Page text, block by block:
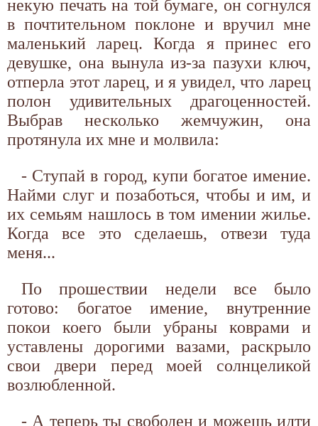
некую печать на той бумаге, он согнулся
в почтительном поклоне и вручил мне
маленький ларец. Когда я принес его
девушке, она вынула из-за пазухи ключ,
отперла этот ларец, и я увидел, что ларец
полон удивительных драгоценностей.
Выбрав несколько жемчужин, она
протянула их мне и молвила:
- Ступай в город, купи богатое имение.
Найми слуг и позаботься, чтобы и им, и
их семьям нашлось в том имении жилье.
Когда все это сделаешь, отвези туда
меня...
По прошествии недели все было
готово: богатое имение, внутренние
покои коего были убраны коврами и
уставлены дорогими вазами, раскрыло
свои двери перед моей солнцеликой
возлюбленной.
- А теперь ты свободен и можешь идти